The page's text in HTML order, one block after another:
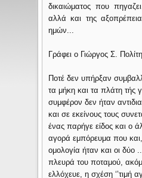
δικαιώματος που
αλλά και της
ημών...
Γράφει ο Γιώργος Σ.
Ποτέ δεν υπήρξαν
τα μήκη και τα πλάτη τής
συμφέρον δεν ήταν
και σε εκείνους τους
ένας παρήγε είδος και ο
αγορά εμπόρευμα που
ομολογία ήταν και οι δύο
πλευρά του ποταμού,
ελλόχευε, η σχέση ‘’τιμή